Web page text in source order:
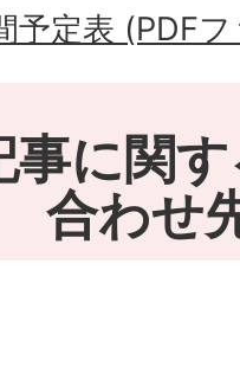
予定表 (PDF
事に関
合わせ